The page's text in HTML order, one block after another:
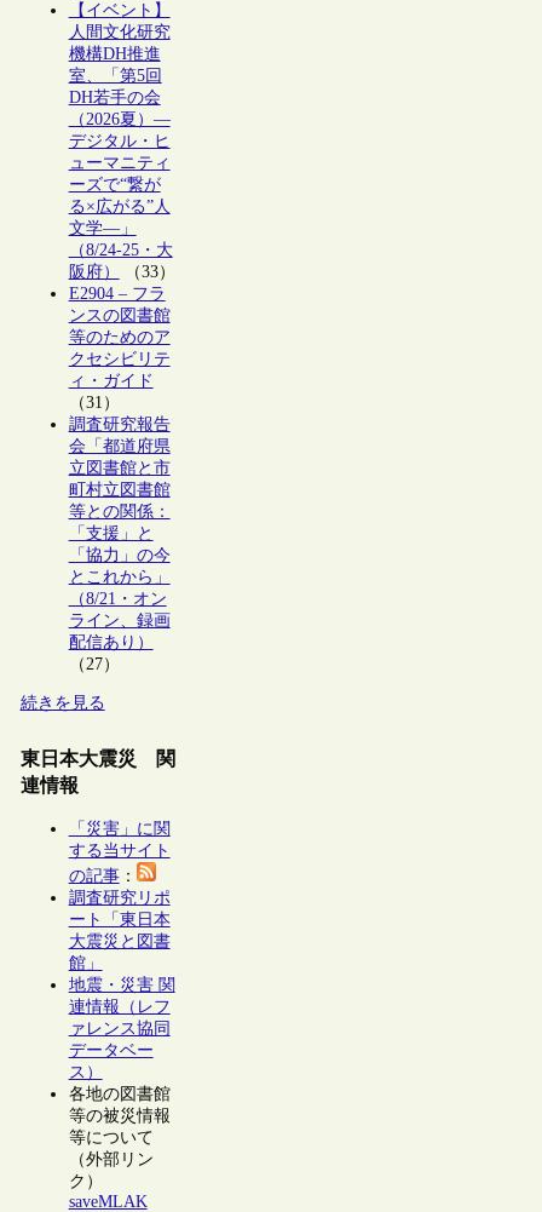
【イベント】
人間文化研究
機構DH推進
室、「第5回
DH若手の会
（2026夏）―
デジタル・ヒ
ューマニティ
ーズで“繋が
る×広がる”人
文学―」
（8/24-25・大
阪府）
（33）
E2904 – フラ
ンスの図書館
等のためのア
クセシビリテ
ィ・ガイド
（31）
調査研究報告
会「都道府県
立図書館と市
町村立図書館
等との関係：
「支援」と
「協力」の今
とこれから」
（8/21・オン
ライン、録画
配信あり）
（27）
続きを見る
東日本大震災 関
連情報
「災害」に関
する当サイト
の記事：
調査研究リポ
ート「東日本
大震災と図書
館」
地震・災害 関
連情報（レフ
ァレンス協同
データベー
ス）
各地の図書館
等の被災情報
等について
（外部リン
ク）
saveMLAK